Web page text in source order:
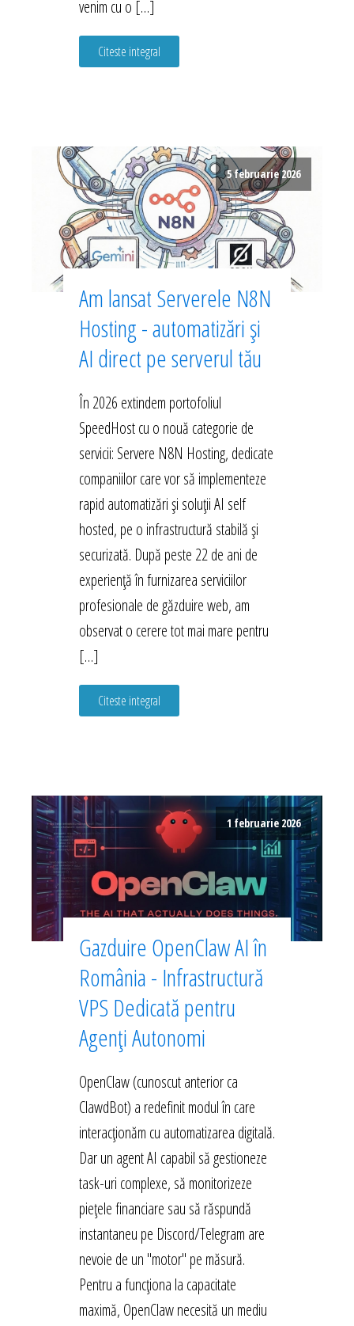
venim cu o […]
Citeste integral
5 februarie 2026
Am lansat Serverele N8N
Hosting - automatizări și
AI direct pe serverul tău
În 2026 extindem portofoliul
SpeedHost cu o nouă categorie de
servicii: Servere N8N Hosting, dedicate
companiilor care vor să implementeze
rapid automatizări și soluții AI self
hosted, pe o infrastructură stabilă și
securizată. După peste 22 de ani de
experiență în furnizarea serviciilor
profesionale de găzduire web, am
observat o cerere tot mai mare pentru
[…]
Citeste integral
1 februarie 2026
Gazduire OpenClaw AI în
România - Infrastructură
VPS Dedicată pentru
Agenți Autonomi
OpenClaw (cunoscut anterior ca
ClawdBot) a redefinit modul în care
interacționăm cu automatizarea digitală.
Dar un agent AI capabil să gestioneze
task-uri complexe, să monitorizeze
piețele financiare sau să răspundă
instantaneu pe Discord/Telegram are
nevoie de un "motor" pe măsură.
Pentru a funcționa la capacitate
maximă, OpenClaw necesită un mediu